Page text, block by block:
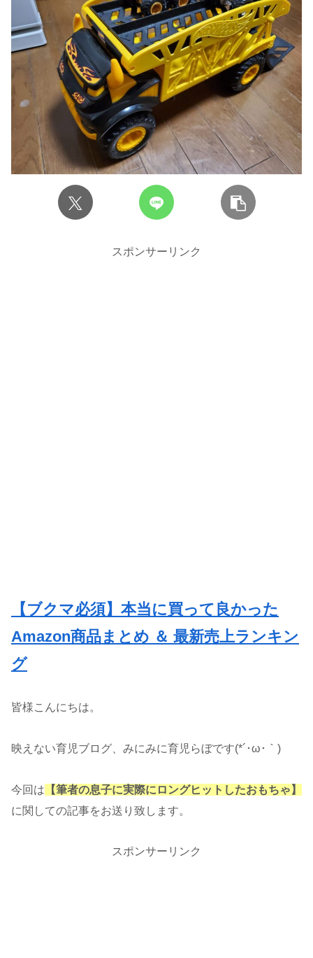
スポンサーリンク
【ブクマ必須】本当に買って良かった
Amazon商品まとめ ＆ 最新売上ランキン
グ
皆様こんにちは。
映えない育児ブログ、みにみに育児らぼです(*´･ω･｀)
今回は 【筆者の息子に実際にロングヒットしたおもちゃ】
に関しての記事をお送り致します。
スポンサーリンク